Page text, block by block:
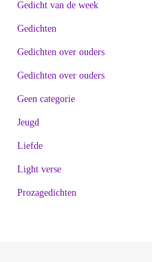
Gedicht van de week
Gedichten
Gedichten over ouders
Gedichten over ouders
Geen categorie
Jeugd
Liefde
Light verse
Prozagedichten